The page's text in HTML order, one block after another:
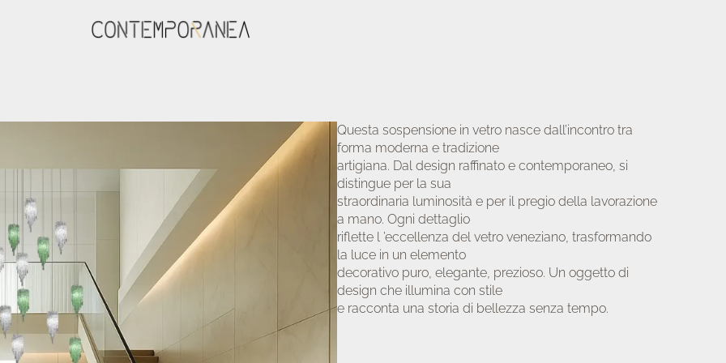
Questa sospensione in vetro nasce dall’incontro tra
forma moderna e tradizione
artigiana. Dal design raffinato e contemporaneo, si
distingue per la sua
straordinaria luminosità e per il pregio della lavorazione
a mano. Ogni dettaglio
riflette l ’eccellenza del vetro veneziano, trasformando
la luce in un elemento
decorativo puro, elegante, prezioso. Un oggetto di
design che illumina con stile
e racconta una storia di bellezza senza tempo.